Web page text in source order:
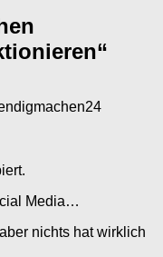
Media…
nichts hat wirklich